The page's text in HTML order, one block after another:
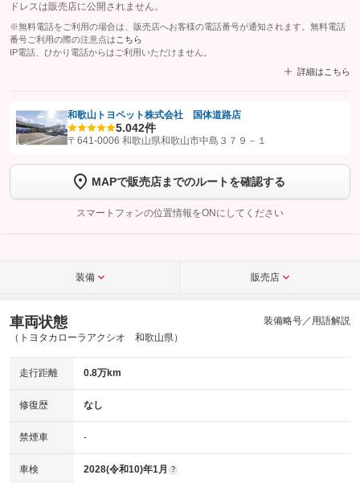
ドレスは販売店に公開されません。
※無料電話をご利用の場合は、販売店へお客様の電話番号が通知されます。無料電話
番号ご利用の際の注意点は こちら
IP電話、ひかり電話からはご利用いただけません。
詳細はこちら
【STEP1】認証画面でグーネットを友だち追加してから「許可する」ボタンを押
トーク画面で
ボタンをタップして問い合わせを
完了してください。
こちら
和歌山トヨペット株式会社 国体道路店
5.042件
〒641-0006 和歌山県和歌山市中島３７９－１
MAPで販売店までのルートを確認する
スマートフォンの位置情報をONにしてください
装備 販売店
車両状態
（トヨタカローラアクシオ 和歌山県）
装備略号／用語解説
走行距離 0.8万km
修復歴 なし
禁煙車 -
車検 2028(令和10)年1月 ?